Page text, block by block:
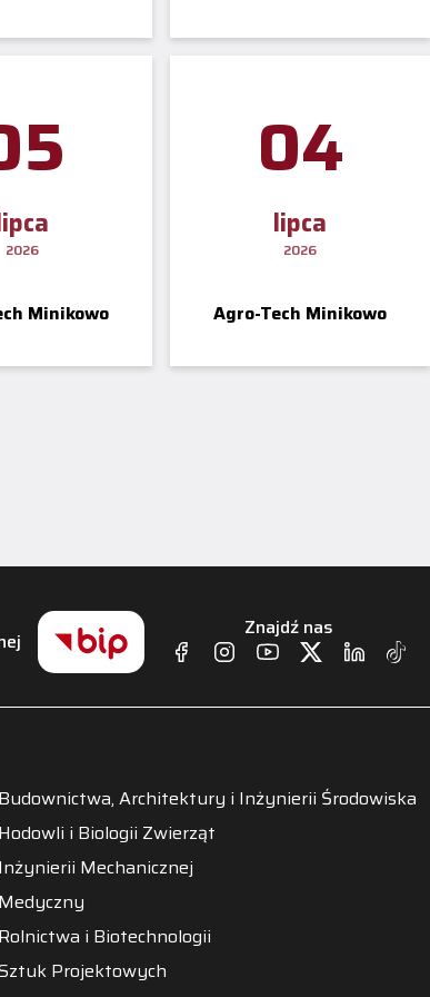
2027
2026
Minikowo
04
lipca
2026
Agro-Tech Minikowo
Znajdź nas
Architektury i Inżynierii Środowiska
i Biologii Zwierząt
Mechanicznej
i Biotechnologii
Projektowych